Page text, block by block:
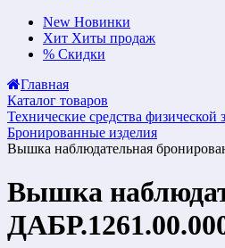
New Новинки
Хит Хиты продаж
% Скидки
Главная
Каталог товаров
Технические средства физической
Бронированные изделия
Вышка наблюдательная
Вышка